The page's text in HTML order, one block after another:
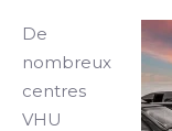
De
nombreux
centres
VHU